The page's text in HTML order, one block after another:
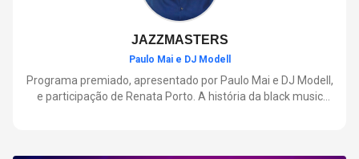
JAZZMASTERS
Paulo Mai e DJ Modell
Programa premiado, apresentado por Paulo Mai e DJ Modell,
e participação de Renata Porto. A história da black music